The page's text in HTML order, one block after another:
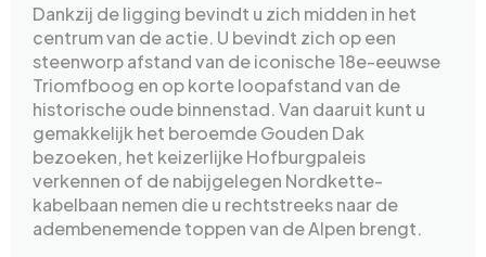
Dankzij de ligging bevindt u zich midden in het
centrum van de actie. U bevindt zich op een
steenworp afstand van de iconische 18e-eeuwse
Triomfboog en op korte loopafstand van de
historische oude binnenstad. Van daaruit kunt u
gemakkelijk het beroemde Gouden Dak
bezoeken, het keizerlijke Hofburgpaleis
verkennen of de nabijgelegen Nordkette-
kabelbaan nemen die u rechtstreeks naar de
adembenemende toppen van de Alpen brengt.